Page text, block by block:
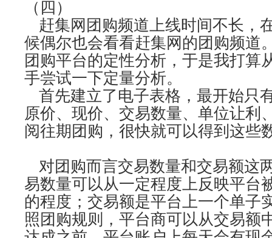
（四）
赶集网团购频道上线时间不长，
候偶尔也会看看赶集网的团购频道
团购平台的定性分析，于是我打算
手尝试一下定量分析。
首先建立了电子表格，最开始只
原价、现价、交易数量、单位让利
阅往期团购，很快就可以得到这些
对团购而言交易数量和交易额这
易数量可以从一定程度上反映平台
的程度；交易额是平台上一个单子
照团购规则，平台商可以从交易额